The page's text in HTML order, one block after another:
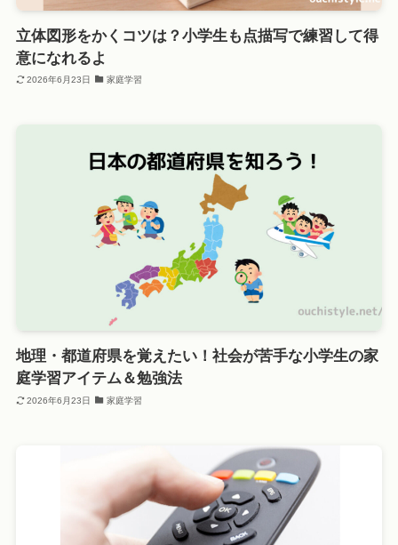
立体図形をかくコツは？小学生も点描写で練習して得
意になれるよ
2026年6月23日 家庭学習
地理・都道府県を覚えたい！社会が苦手な小学生の家
庭学習アイテム＆勉強法
2026年6月23日 家庭学習